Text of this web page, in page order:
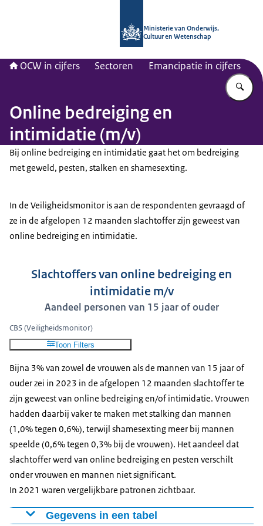
Ministerie van Onderwijs,
Cultuur en Wetenschap
OCW in cijfers Sectoren Emancipatie in cijfers
Online bedreiging en
intimidatie (m/v)
Bij online bedreiging en intimidatie gaat het om bedreiging
met geweld, pesten, stalken en shamesexting.
In de Veiligheidsmonitor is aan de respondenten gevraagd of
ze in de afgelopen 12 maanden slachtoffer zijn geweest van
online bedreiging en intimidatie.
Slachtoffers van online bedreiging en
intimidatie m/v
Aandeel personen van 15 jaar of ouder
CBS (Veiligheidsmonitor)
Toon Filters
Bijna 3% van zowel de vrouwen als de mannen van 15 jaar of
ouder zei in 2023 in de afgelopen 12 maanden slachtoffer te
zijn geweest van online bedreiging en/of intimidatie. Vrouwen
hadden daarbij vaker te maken met stalking dan mannen
(1,0% tegen 0,6%), terwijl shamesexting meer bij mannen
speelde (0,6% tegen 0,3% bij de vrouwen). Het aandeel dat
slachtoffer werd van online bedreiging en pesten verschilt
onder vrouwen en mannen niet significant.
In 2021 waren vergelijkbare patronen zichtbaar.
Gegevens in een tabel